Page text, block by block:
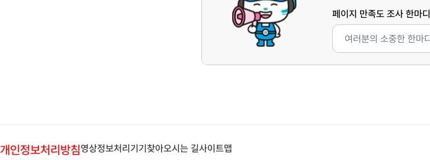
페이지 만족도 조사 한마디
개인정보처리방침영상정보처리기기찾아오시는 길사이트맵